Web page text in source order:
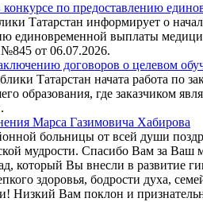
по предоставлению
Татарстан информирует о
единовременной выплаты
от 06.07.2026.
договоров о целевом
Татарстан начата работа по
образования, где заказчиком
Марса Газимовича Хабирова
больницы от всей души
мудрости. Спасибо Вам за Ваш
который Вы внесли в развитие
здоровья, бодрости духа,
Низкий Вам поклон и